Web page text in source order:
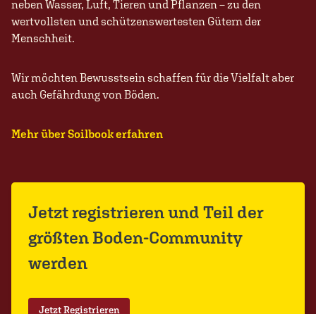
neben Wasser, Luft, Tieren und Pflanzen – zu den
wertvollsten und schützenswertesten Gütern der
Menschheit.
Wir möchten Bewusstsein schaffen für die Vielfalt aber
auch Gefährdung von Böden.
Mehr über Soilbook erfahren
Jetzt registrieren und Teil der
größten Boden-Community
werden
Jetzt Registrieren